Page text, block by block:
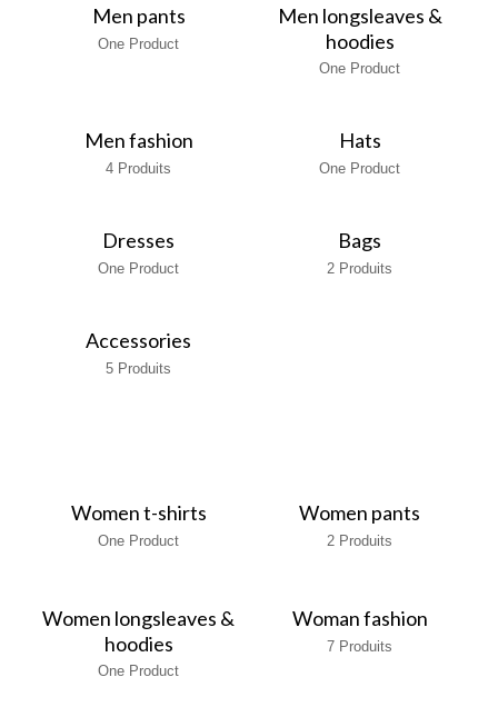
Men pants
One Product
Men longsleaves &
hoodies
One Product
Men fashion
4 Produits
Hats
One Product
Dresses
One Product
Bags
2 Produits
Accessories
5 Produits
Women t-shirts
One Product
Women pants
2 Produits
Women longsleaves &
hoodies
One Product
Woman fashion
7 Produits